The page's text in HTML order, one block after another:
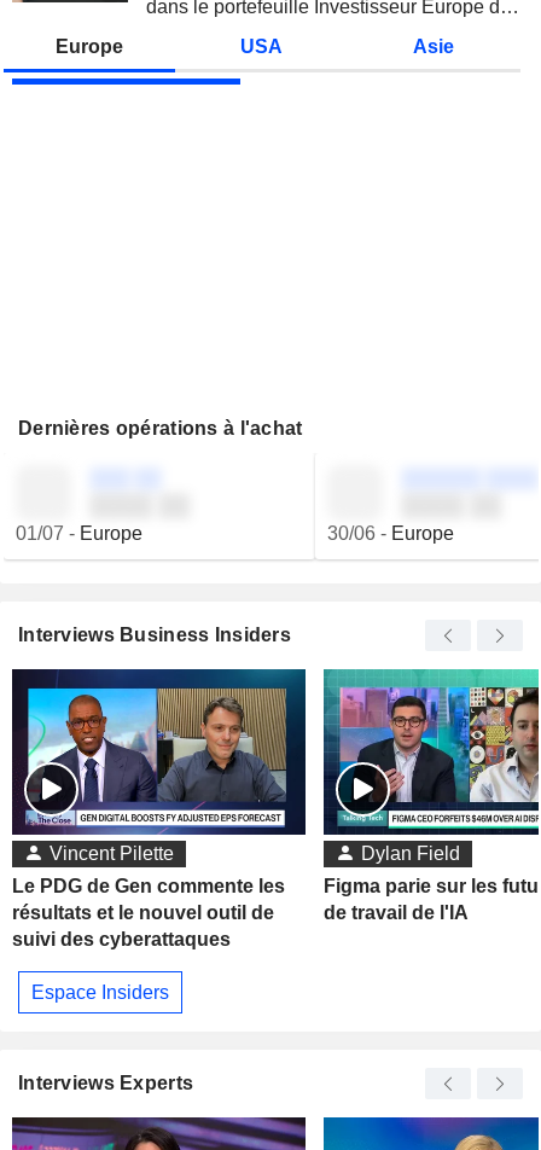
dans le portefeuille Investisseur Europe de
Europe USA Asie
Dernières opérations à l'achat
01/07 - Europe 30/06- Europe
Interviews Business Insiders
Vincent Pilette
Le PDG de Gen commente les
résultats et le nouvel outil de
suivi des cyberattaques
Dylan Field
Figma parie sur les
de travail de l'IA
Espace Insiders
Interviews Experts